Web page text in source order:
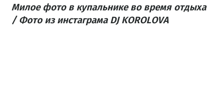
Милое фото в купальнике во время отдыха
/ Фото из инстаграма DJ KOROLOVA